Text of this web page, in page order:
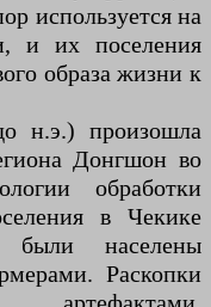
используется на
и их поселения
образа жизни к
н.э.) произошла
Донгшон во
обработки
в Чекике
были населены
Раскопки